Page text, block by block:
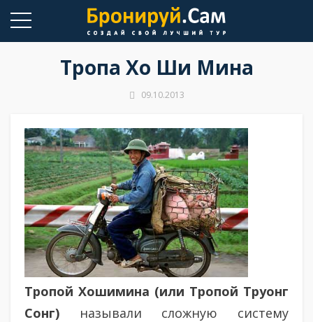
Skip
Тропа Хо Ши Мина
09.10.2013
Тропой Хошимина (или Тропой Труонг
Сонг) называли сложную систему